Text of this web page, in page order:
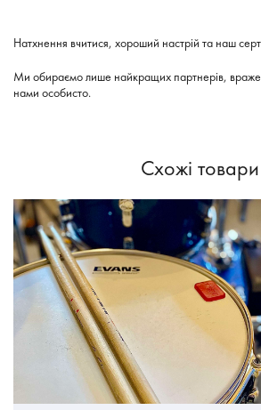
Натхнення вчитися, хороший настрій та наш
Ми обираємо лише найкращих партнерів,
нами особисто.
Схожі товари